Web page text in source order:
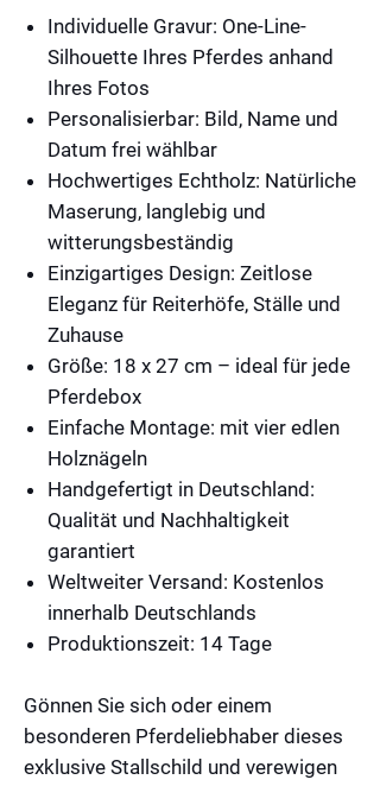
Individuelle Gravur: One-Line-
Silhouette Ihres Pferdes anhand
Ihres Fotos
Personalisierbar: Bild, Name und
Datum frei wählbar
Hochwertiges Echtholz: Natürliche
Maserung, langlebig und
witterungsbeständig
Einzigartiges Design: Zeitlose
Eleganz für Reiterhöfe, Ställe und
Zuhause
Größe: 18 x 27 cm – ideal für jede
Pferdebox
Einfache Montage: mit vier edlen
Holznägeln
Handgefertigt in Deutschland:
Qualität und Nachhaltigkeit
garantiert
Weltweiter Versand: Kostenlos
innerhalb Deutschlands
Produktionszeit: 14 Tage
Gönnen Sie sich oder einem
besonderen Pferdeliebhaber dieses
exklusive Stallschild und verewigen